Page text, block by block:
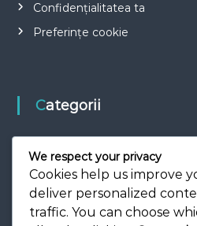
Confidențialitatea ta
Preferințe cookie
Categorii
Tehnici de marcaj în fotbal
Tipuri de goluri în fotbal
We respect your privacy
Cookies help us improve
deliver personalized
traffic. You can choose